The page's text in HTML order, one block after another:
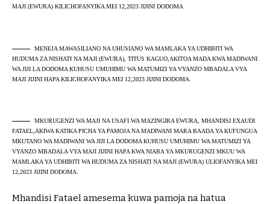
MAJI (EWURA) KILICHOFANYIKA MEI 12,2023 JIJINI DODOMA
MENEJA MAWASILIANO NA UHUSIANO WA MAMLAKA YA UDHIBITI WA
HUDUMA ZA NISHATI NA MAJI (EWURA), TITUS KAGUO,AKITOA MADA KWA MADIWANI
WA JIJI LA DODOMA KUHUSU UMUHIMU WA MATUMIZI YA VYANZO MBADALA VYA
MAJI JIJINI HAPA KILICHOFANYIKA MEI 12,2023 JIJINI DODOMA.
MKURUGENZI WA MAJI NA USAFI WA MAZINGIRA EWURA, MHANDISI EXAUDI
FATAEL,AKIWA KATIKA PICHA YA PAMOJA NA MADIWANI MARA BAADA YA KUFUNGUA
MKUTANO WA MADIWANI WA JIJI LA DODOMA KUHUSU UMUHIMU WA MATUMIZI YA
VYANZO MBADALA VYA MAJI JIJINI HAPA KWA NIABA YA MKURUGENZI MKUU WA
MAMLAKA YA UDHIBITI WA HUDUMA ZA NISHATI NA MAJI (EWURA) ULIOFANYIKA MEI
12,2023 JIJINI DODOMA.
Mhandisi Fatael amesema kuwa pamoja na hatua